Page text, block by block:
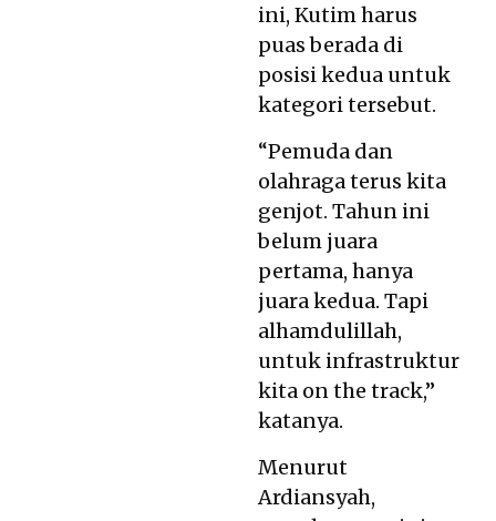
ini, Kutim harus
puas berada di
posisi kedua untuk
kategori tersebut.
“Pemuda dan
olahraga terus kita
genjot. Tahun ini
belum juara
pertama, hanya
juara kedua. Tapi
alhamdulillah,
untuk infrastruktur
kita on the track,”
katanya.
Menurut
Ardiansyah,